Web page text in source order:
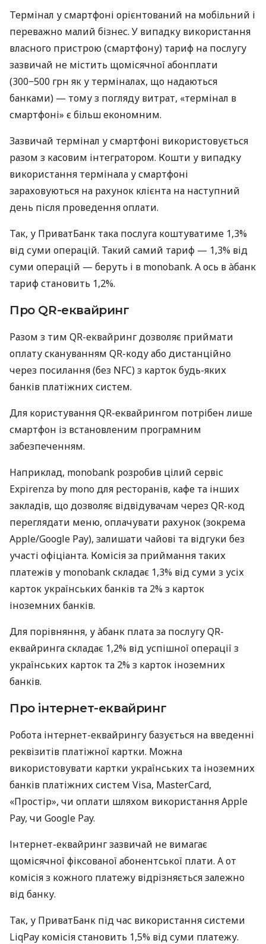
Термінал у смартфоні орієнтований на мобільний і
переважно малий бізнес. У випадку використання
власного пристрою (смартфону) тариф на послугу
зазвичай не містить щомісячної абонплати
(300−500 грн як у терміналах, що надаються
банками) — тому з погляду витрат, «термінал в
смартфоні» є більш економним.
Зазвичай термінал у смартфоні використовується
разом з касовим інтегратором. Кошти у випадку
використання термінала у смартфоні
зараховуються на рахунок клієнта на наступний
день після проведення оплати.
Так, у ПриватБанк така послуга коштуватиме 1,3%
від суми операцій. Такий самий тариф — 1,3% від
суми операцій — беруть і в monobank. А ось в àбанк
тариф становить 1,2%.
Про QR-еквайринг
Разом з тим QR-еквайринг дозволяє приймати
оплату скануванням QR-коду або дистанційно
через посилання (без NFC) з карток будь-яких
банків платіжних систем.
Для користування QR-еквайрингом потрібен лише
смартфон із встановленим програмним
забезпеченням.
Наприклад, monobank розробив цілий сервіс
Expirenza by mono для ресторанів, кафе та інших
закладів, що дозволяє відвідувачам через QR-код
переглядати меню, оплачувати рахунок (зокрема
Apple/Google Pay), залишати чайові та відгуки без
участі офіціанта. Комісія за приймання таких
платежів у monobank складає 1,3% від суми з усіх
карток українських банків та 2% з карток
іноземних банків.
Для порівняння, у àбанк плата за послугу QR-
еквайринга складає 1,2% від успішної операції з
українських карток та 2% з карток іноземних
банків.
Про інтернет-еквайринг
Робота інтернет-еквайрингу базується на введенні
реквізитів платіжної картки. Можна
використовувати картки українських та іноземних
банків платіжних систем Visa, MasterCard,
«Простір», чи оплати шляхом використання Apple
Pay, чи Google Pay.
Інтернет-еквайринг зазвичай не вимагає
щомісячної фіксованої абонентської плати. А от
комісія з кожного платежу відрізняється залежно
від банку.
Так, у ПриватБанк під час використання системи
LiqPay комісія становить 1,5% від суми платежу.